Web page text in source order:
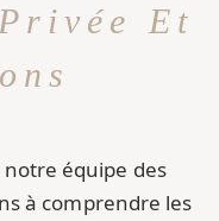
Et
équipe des
à comprendre les